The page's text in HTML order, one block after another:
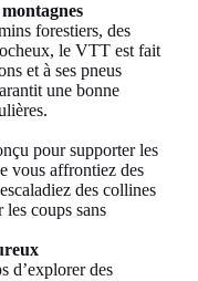
forestiers, des
le VTT est fait
et à ses pneus
une bonne
pour supporter les
vous affrontiez des
des collines
les coups sans
d’explorer des